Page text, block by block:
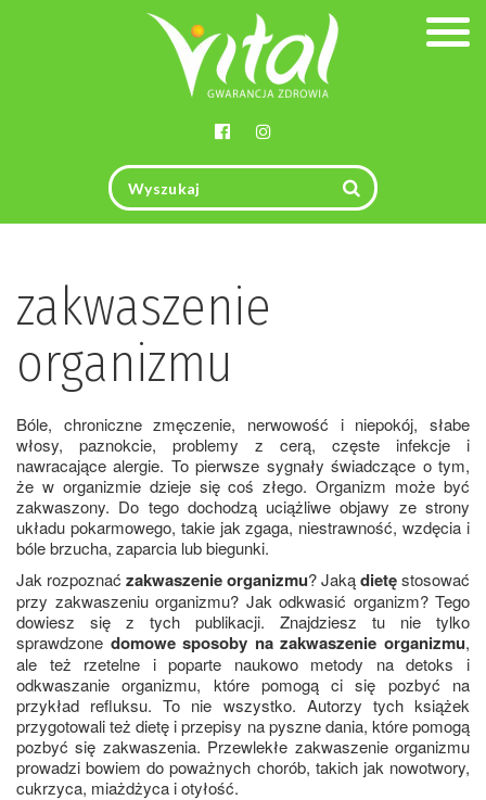
zakwaszenie
organizmu
Bóle, chroniczne zmęczenie, nerwowość i niepokój, słabe
włosy, paznokcie, problemy z cerą, częste infekcje i
nawracające alergie. To pierwsze sygnały świadczące o tym,
że w organizmie dzieje się coś złego. Organizm może być
zakwaszony. Do tego dochodzą uciążliwe objawy ze strony
układu pokarmowego, takie jak zgaga, niestrawność, wzdęcia i
bóle brzucha, zaparcia lub biegunki.
Jak rozpoznać zakwaszenie organizmu? Jakądietęstosować
przy zakwaszeniu organizmu? Jak odkwasić organizm? Tego
dowiesz się z tych publikacji. Znajdziesz tu nie tylko
sprawdzone domowe sposoby na zakwaszenie organizmu,
ale też rzetelne i poparte naukowo metody na detoks i
odkwaszanie organizmu, które pomogą ci się pozbyć na
przykład refluksu. To nie wszystko. Autorzy tych książek
przygotowali też dietę i przepisy na pyszne dania, które pomogą
pozbyć się zakwaszenia. Przewlekłe zakwaszenie organizmu
prowadzi bowiem do poważnych chorób, takich jak nowotwory,
cukrzyca, miażdżyca i otyłość.